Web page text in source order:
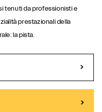
tenuti da professionisti e
prestazionali della
la pista.